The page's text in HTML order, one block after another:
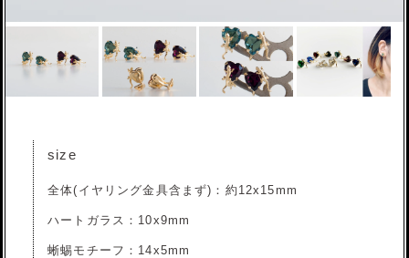
size
全体(イヤリング金具含まず)：約12x15mm
ハートガラス：10x9mm
蜥蜴モチーフ：14x5mm